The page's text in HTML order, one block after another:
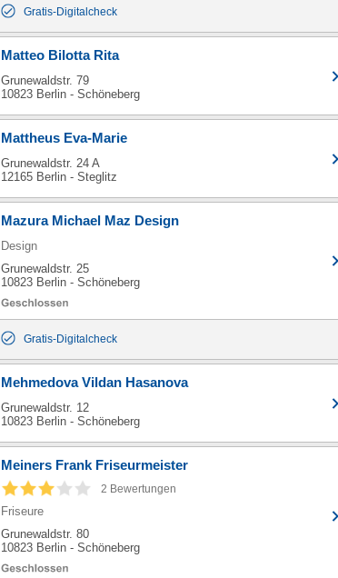
Gratis-Digitalcheck
Matteo Bilotta Rita
Grunewaldstr. 79
10823 Berlin - Schöneberg
Mattheus Eva-Marie
Grunewaldstr. 24 A
12165 Berlin - Steglitz
Mazura Michael Maz Design
Design
Grunewaldstr. 25
10823 Berlin - Schöneberg
Gratis-Digitalcheck
Mehmedova Vildan Hasanova
Grunewaldstr. 12
10823 Berlin - Schöneberg
Meiners Frank Friseurmeister
2 Bewertungen
Friseure
Grunewaldstr. 80
10823 Berlin - Schöneberg